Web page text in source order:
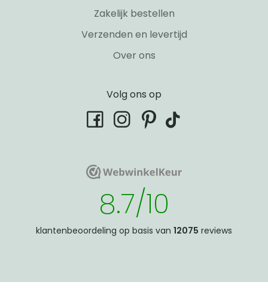
Zakelijk bestellen
Verzenden en levertijd
Over ons
Volg ons op
facebookinstagram
pinterest
tiktok
WebwinkelKeurWebwinkelKeur
8.7/10
klantenbeoordeling op basis van 12075 reviews